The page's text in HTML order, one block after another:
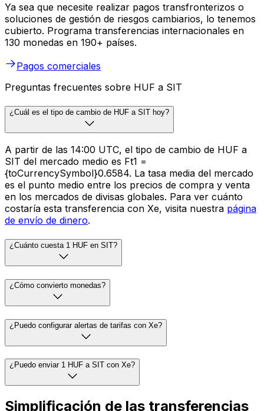
Ya sea que necesite realizar pagos transfronterizos o
soluciones de gestión de riesgos cambiarios, lo tenemos
cubierto. Programa transferencias internacionales en
130 monedas en 190+ países.
Pagos comerciales
Preguntas frecuentes sobre HUF a SIT
¿Cuál es el tipo de cambio de HUF a SIT hoy?
A partir de las 14:00 UTC, el tipo de cambio de HUF a
SIT del mercado medio es Ft1 =
{toCurrencySymbol}0.6584. La tasa media del mercado
es el punto medio entre los precios de compra y venta
en los mercados de divisas globales. Para ver cuánto
costaría esta transferencia con Xe, visita nuestra página
de envío de dinero.
¿Cuánto cuesta 1 HUF en SIT?
¿Cómo convierto monedas?
¿Puedo configurar alertas de tarifas con Xe?
¿Puedo enviar 1 HUF a SIT con Xe?
Simplificación de las transferencias